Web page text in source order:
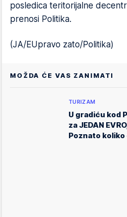
posledica teritorijalne
prenosi Politika.
(JA/EUpravo zato/Politika)
MOŽDA ĆE VAS ZANIMATI
TURIZAM
U gradiću kod
za JEDAN
Poznato